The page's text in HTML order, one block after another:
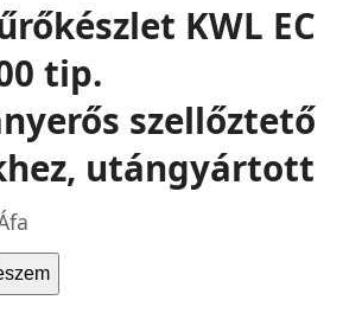
KWL EC
tip.
szellőztető
utángyártott